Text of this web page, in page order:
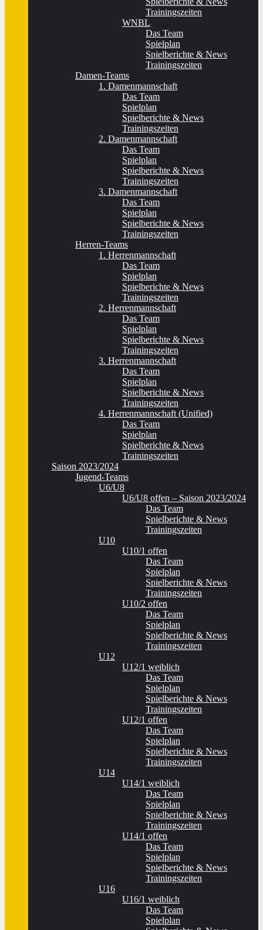
Trainingszeiten
WNBL
Das Team
Spielplan
Spielberichte & News
Trainingszeiten
Damen-Teams
1. Damenmannschaft
Das Team
Spielplan
Spielberichte & News
Trainingszeiten
2. Damenmannschaft
Das Team
Spielplan
Spielberichte & News
Trainingszeiten
3. Damenmannschaft
Das Team
Spielplan
Spielberichte & News
Trainingszeiten
Herren-Teams
1. Herrenmannschaft
Das Team
Spielplan
Spielberichte & News
Trainingszeiten
2. Herrenmannschaft
Das Team
Spielplan
Spielberichte & News
Trainingszeiten
3. Herrenmannschaft
Das Team
Spielplan
Spielberichte & News
Trainingszeiten
4. Herrenmannschaft (Unified)
Das Team
Spielplan
Spielberichte & News
Trainingszeiten
Saison 2023/2024
Jugend-Teams
U6/U8
U6/U8 offen – Saison 2023/2024
Das Team
Spielberichte & News
Trainingszeiten
U10
U10/1 offen
Das Team
Spielplan
Spielberichte & News
Trainingszeiten
U10/2 offen
Das Team
Spielplan
Spielberichte & News
Trainingszeiten
U12
U12/1 weiblich
Das Team
Spielplan
Spielberichte & News
Trainingszeiten
U12/1 offen
Das Team
Spielplan
Spielberichte & News
Trainingszeiten
U14
U14/1 weiblich
Das Team
Spielplan
Spielberichte & News
Trainingszeiten
U14/1 offen
Das Team
Spielplan
Spielberichte & News
Trainingszeiten
U16
U16/1 weiblich
Das Team
Spielplan